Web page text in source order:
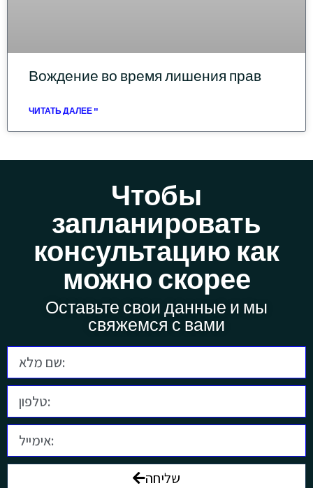
Вождение во время лишения прав
ЧИТАТЬ ДАЛЕЕ "
Чтобы
запланировать
консультацию как
можно скорее
Оставьте свои данные и мы
свяжемся с вами
שליחה